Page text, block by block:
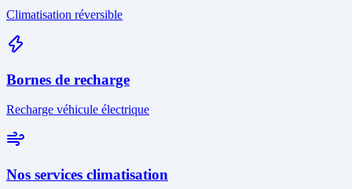
Climatisation réversible
Bornes de recharge
Recharge véhicule électrique
Nos services climatisation